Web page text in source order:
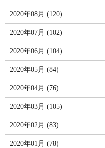
2020年08月 (120)
2020年07月 (102)
2020年06月 (104)
2020年05月 (84)
2020年04月 (76)
2020年03月 (105)
2020年02月 (83)
2020年01月 (78)